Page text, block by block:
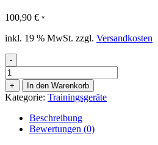
100,90 € *
inkl. 19 % MwSt. zzgl. Versandkosten
-
PHOENIX
Bauchpratze
Schultergurte
(Mesh
Leder)
Menge
+ In den Warenkorb
Kategorie: Trainingsgeräte
Beschreibung
Bewertungen (0)